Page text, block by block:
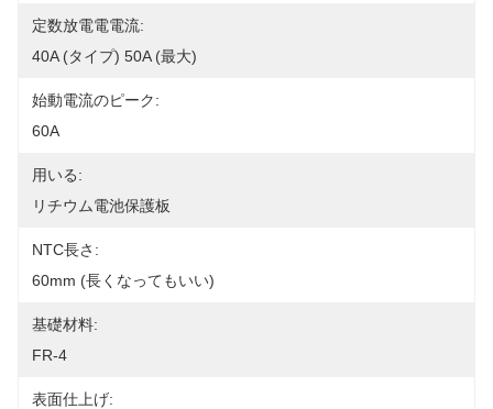
定数放電電電流:
40A (タイプ) 50A (最大)
始動電流のピーク:
60A
用いる:
リチウム電池保護板
NTC長さ:
60mm (長くなってもいい)
基礎材料:
FR-4
表面仕上げ: